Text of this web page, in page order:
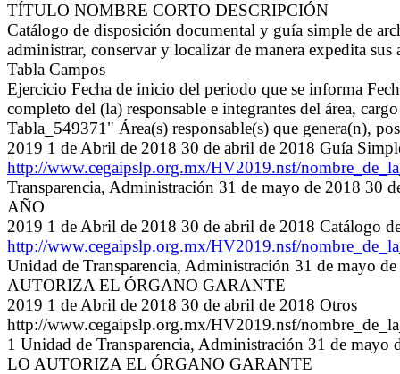
TÍTULO NOMBRE CORTO DESCRIPCIÓN
Catálogo de disposición documental y guía simple de
administrar, conservar y localizar de manera expedita sus
Tabla Campos
Ejercicio Fecha de inicio del periodo que se informa
completo del (la) responsable e integrantes del área,
Tabla_549371" Área(s) responsable(s) que genera(n),
2019 1 de Abril de 2018 30 de abril de 2018 Guía
http://www.cegaipslp.org.mx/HV2019.nsf/
Transparencia, Administración 31 de mayo de 2018
AÑO
2019 1 de Abril de 2018 30 de abril de 2018 Catálogo
http://www.cegaipslp.org.mx/HV2019.nsf/
Unidad de Transparencia, Administración 31 de
AUTORIZA EL ÓRGANO GARANTE
2019 1 de Abril de 2018 30 de abril de 2018 Otros
http://www.cegaipslp.org.mx/HV2019.nsf/
1 Unidad de Transparencia, Administración 31 de
LO AUTORIZA EL ÓRGANO GARANTE